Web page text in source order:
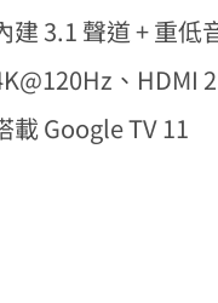
建 3.1 聲道 + 重低
、HDMI
載 Google TV 11